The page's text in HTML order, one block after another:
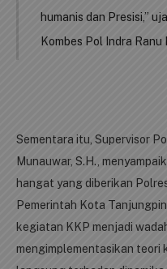
humanis dan Presisi,”
Kombes Pol Indra Ranu
Sementara itu, Supervisor
Munauwar, S.H.,
hangat yang diberikan
Pemerintah Kota
kegiatan KKP menjadi
mengimplementasikan teori